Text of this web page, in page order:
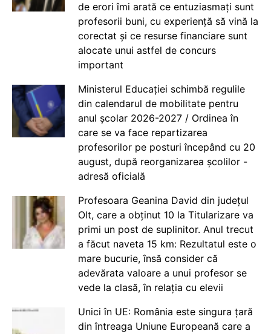
de erori îmi arată ce entuziasmați sunt
profesorii buni, cu experiență să vină la
corectat și ce resurse financiare sunt
alocate unui astfel de concurs
important
Ministerul Educației schimbă regulile
din calendarul de mobilitate pentru
anul școlar 2026-2027 / Ordinea în
care se va face repartizarea
profesorilor pe posturi începând cu 20
august, după reorganizarea școlilor -
adresă oficială
Profesoara Geanina David din județul
Olt, care a obținut 10 la Titularizare va
primi un post de suplinitor. Anul trecut
a făcut naveta 15 km: Rezultatul este o
mare bucurie, însă consider că
adevărata valoare a unui profesor se
vede la clasă, în relația cu elevii
Unici în UE: România este singura țară
din întreaga Uniune Europeană care a